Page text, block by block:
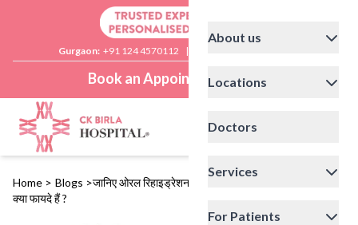
Gurgaon: +91 124 4570112 |
Book an Appointment
About us
Locations
Doctors
Services
For Patients
Home > Blogs >जानिए ओरल रिहाइड्रेशन सॉल्यूशन (ओआरएस) क्या है और इसके
क्या फायदे हैं ?